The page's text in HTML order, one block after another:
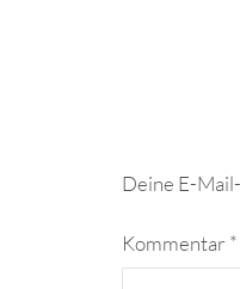
Deine E-
Kommentar *